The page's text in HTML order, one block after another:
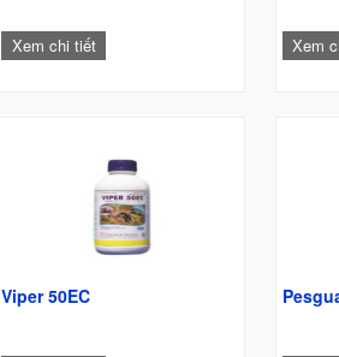
Xem chi tiết Xem
Viper 50EC